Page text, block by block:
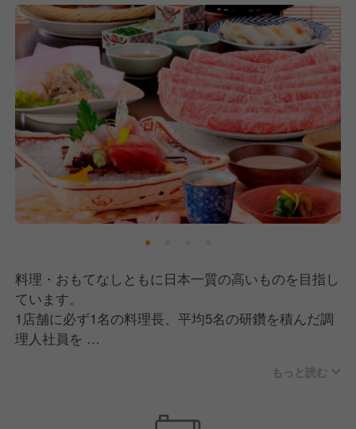
ノの所作と心遣いを身につけられる環境です。
料理・おもてなしともに日本一質の高いものを目指し
ています。
1店舗に必ず1名の料理長、平均5名の研鑽を積んだ調
理人社員を
もっと読む